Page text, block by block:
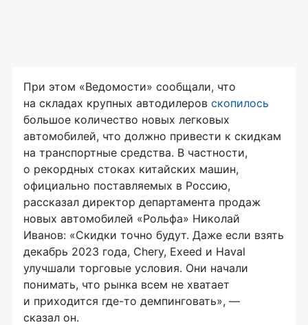
При этом «Ведомости» сообщали, что
на складах крупных автодилеров скопилось
большое количество новых легковых
автомобилей, что должно привести к скидкам
на транспортные средства. В частности,
о рекордных стоках китайских машин,
официально поставляемых в Россию,
рассказал директор департамента продаж
новых автомобилей «Рольфа» Николай
Иванов: «Скидки точно будут. Даже если взять
декабрь 2023 года, Chery, Exeed и Haval
улучшали торговые условия. Они начали
понимать, что рынка всем не хватает
и приходится где-то демпинговать», —
сказал он.